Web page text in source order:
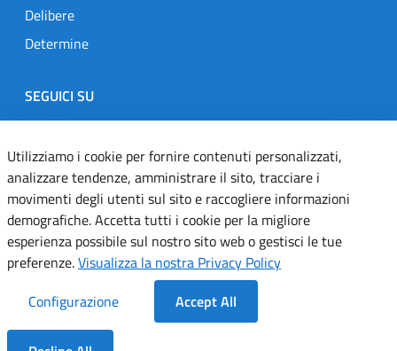
Delibere
Determine
SEGUICI SU
Designers Italia
TwitterInstagramYoutubeLinkedin
Dichiarazione di accessibilità
Informativa cookie
Note legali
Utilizziamo i cookie per fornire contenuti personalizzati,
analizzare tendenze, amministrare il sito, tracciare i
movimenti degli utenti sul sito e raccogliere informazioni
demografiche. Accetta tutti i cookie per la migliore
esperienza possibile sul nostro sito web o gestisci le tue
preferenze.Visualizza la nostra Privacy Policy
Configurazione
Accept All